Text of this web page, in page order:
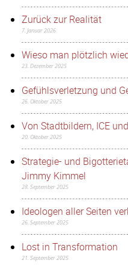
Zurück zur Realität
7. Januar 2026
Wieso man plötzlich
23. Dezember 2025
Gefühlsverletzung und
26. Oktober 2025
Von Stadtbildern, ICE
20. Oktober 2025
Strategie- und
Jimmy Kimmel
28. September 2025
Ideologen aller Seiten
26. September 2025
Lost in Transformation
21. September 2025